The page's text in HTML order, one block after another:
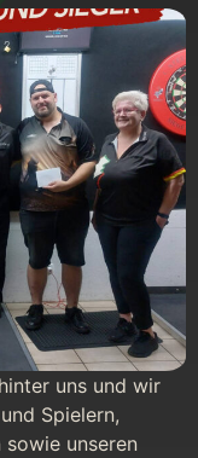
uns und wir
Spielern,
unseren